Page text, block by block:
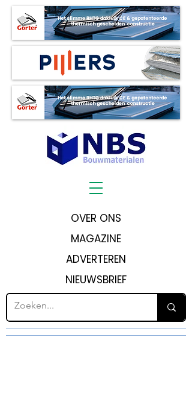
OVER ONS
MAGAZINE
ADVERTEREN
NIEUWSBRIEF